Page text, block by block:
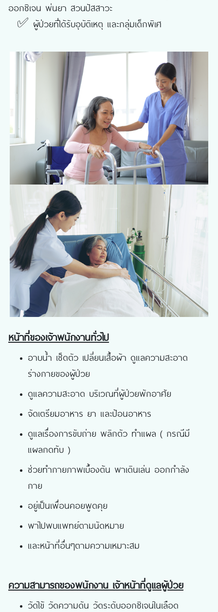
ออกซิเจน พ่นยา สวนปัสสาวะ
✅ ผู้ป่วยที่ได้รับอุบัติเหตุ และกลุ่มเด็กพิเศ
หน้าที่ของเจ้าพนักงานทั่วไป
อาบน้ำ เช็ดตัว เปลี่ยนเสื้อผ้า ดูแลความสะอาด
ร่างกายของผู้ป่วย
ดูแลความสะอาด บริเวณที่ผู้ป่วยพักอาศัย
จัดเตรียมอาหาร ยา และป้อนอาหาร
ดูแลเรื่องการขับถ่าย พลิกตัว ทำแผล ( กรณีมี
แผลกดทับ )
ช่วยทำกายภาพเบื้องต้น พาเดินเล่น ออกกำลัง
กาย
อยู่เป็นเพื่อนคอยพูดคุย
พาไปพบแพทย์ตามนัดหมาย
และหน้าที่อื่นๆตามความเหมาะสม
ความสามารถของพนักงาน เจ้าหน้าที่ดูแลผู้ป่วย
วัดไข้ วัดความดัน วัดระดับออกซิเจนในเลือด